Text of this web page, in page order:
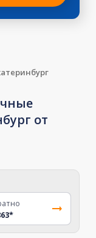
от
*